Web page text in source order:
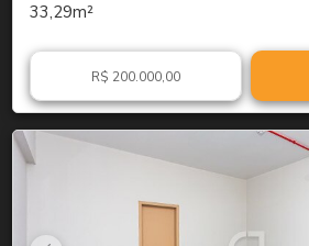
33,29m²
R$ 200.000,00